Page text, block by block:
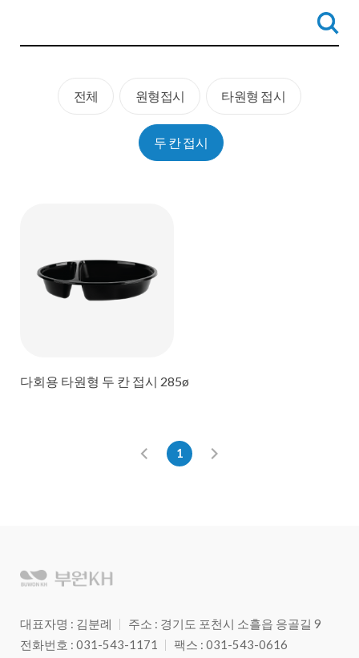
전체 원형접시 타원형 접시
두 칸 접시
다회용 타원형 두 칸 접시 285ø
1
대표자명 : 김분례
주소 : 경기도 포천시 소흘읍 응골길 9
전화번호 : 031-543-1171
팩스 : 031-543-0616